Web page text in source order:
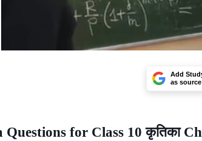
Add
as
for Class 10 कृतिका